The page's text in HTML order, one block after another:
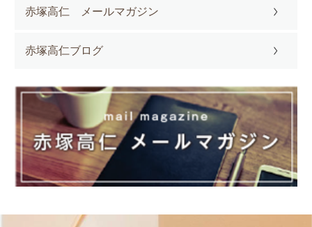
赤塚高仁 メールマガジン
赤塚高仁ブログ